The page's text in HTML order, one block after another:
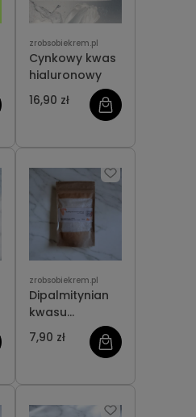
zrobsobiekrem.pl
Cynkowy kwas
hialuronowy
16,90 zł
zrobsobiekrem.pl
Dipalmitynian
kwasu
kojowego
7,90 zł